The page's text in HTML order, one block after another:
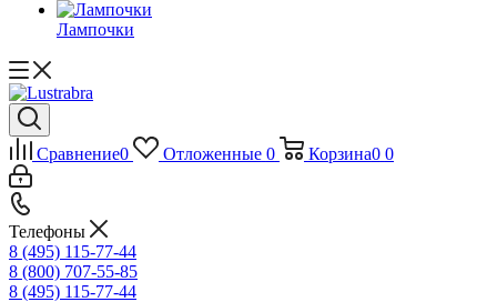
Лампочки
Сравнение0 Отложенные 0 Корзина0 0
Телефоны
8 (495) 115-77-44
8 (800) 707-55-85
8 (495) 115-77-44